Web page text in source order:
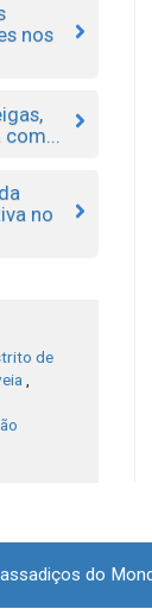
nos
com...
no
de
,